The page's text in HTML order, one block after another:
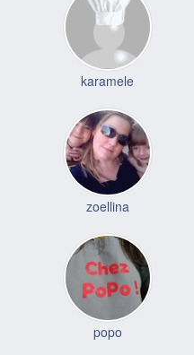
karamele
zoellina
popo